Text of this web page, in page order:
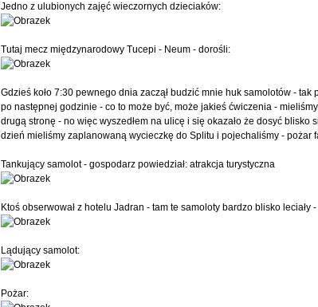
Jedno z ulubionych zajęć wieczornych dzieciaków:
Tutaj mecz międzynarodowy Tucepi - Neum - dorośli:
Gdzieś koło 7:30 pewnego dnia zaczął budzić mnie huk samolotów -
po następnej godzinie - co to może być, może jakieś ćwiczenia -
drugą stronę - no więc wyszedłem na ulicę i się okazało że dosyć
dzień mieliśmy zaplanowaną wycieczkę do Splitu i pojechaliśmy - pożar
Tankujący samolot - gospodarz powiedział: atrakcja turystyczna
Ktoś obserwował z hotelu Jadran - tam te samoloty bardzo blisko leciały
Lądujący samolot:
Pożar: